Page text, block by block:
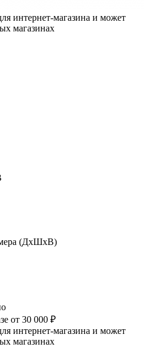
интернет-магазина и может
магазинах
(ДхШхВ)
от 30 000 ₽
интернет-магазина и может
магазинах